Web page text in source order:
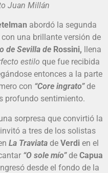
Juan Millán
abordó la segunda
una brillante versión de
de Sevilla deRossini, llena
estilo que fue recibida
entonces a la parte
con “Core ingrato” de
profundo sentimiento.
sorpresa que convirtió la
a tres de los solistas
La Traviata de Verdi en el
“O sole mío”de Capua
desde el fondo de la